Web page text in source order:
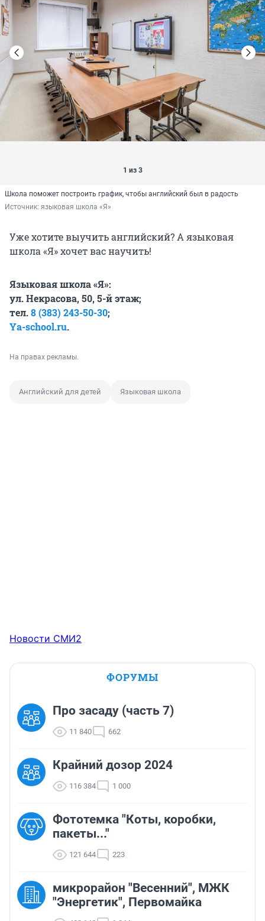
1 из 3
Школа поможет построить график, чтобы английский был в радость
Источник: языковая школа «Я»
Уже хотите выучить английский? А языковая
школа «Я» хочет вас научить!
Языковая школа «Я»:
ул. Некрасова, 50, 5-й этаж;
тел.8 (383) 243-50-30;
Ya-school.ru.
На правах рекламы.
Английский для детей Языковая школа
Новости СМИ2
ФОРУМЫ
Про засаду (часть 7)
11 840 662
Крайний дозор 2024
116 384 1 000
Фототемка "Коты, коробки,
пакеты..."
121 644 223
микрорайон "Весенний", МЖК
"Энергетик", Первомайка